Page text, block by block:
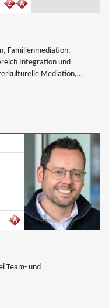
Familienmediation,
Integration und
Mediation,
Mediation von
bei Team- und
Täter/Opfer Ausgleich,
Team- und